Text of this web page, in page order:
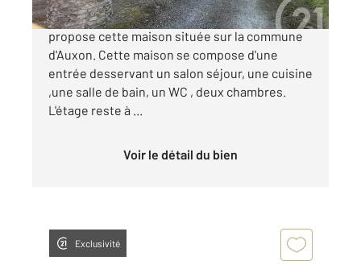
L'agence Century21 Martinot Immobilier vous
propose cette maison située sur la commune
d'Auxon. Cette maison se compose d'une
entrée desservant un salon séjour, une cuisine
,une salle de bain, un WC , deux chambres.
L'étage reste à ...
Voir le détail du bien
Exclusivité